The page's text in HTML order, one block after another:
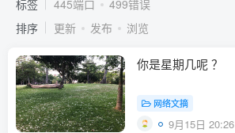
标签
445端口
499错误
排序
更新 发布 浏览
你是星期几呢 ？
网络文摘
9月15日 20:26